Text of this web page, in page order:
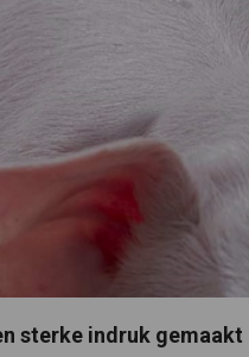
sterke indruk gemaakt